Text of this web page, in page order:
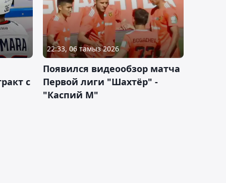
с
22:33, 06 тамыз 2026
Появился видеообзор матча
Первой лиги "Шахтёр" -
"Каспий М"